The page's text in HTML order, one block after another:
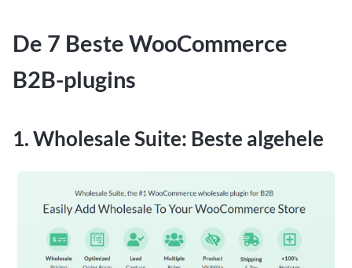
De 7 Beste WooCommerce
B2B-plugins
1. Wholesale Suite: Beste algehele